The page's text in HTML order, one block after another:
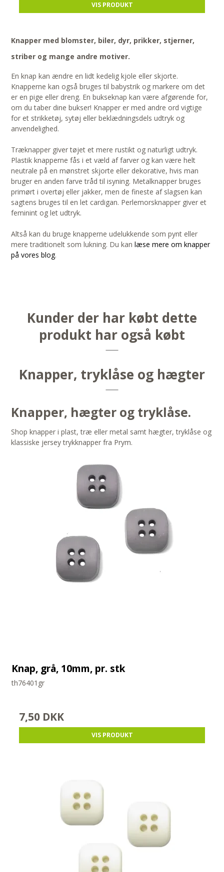
VIS PRODUKT
Knapper med blomster, biler, dyr, prikker, stjerner,
striber og mange andre motiver.
En knap kan ændre en lidt kedelig kjole eller skjorte.
Knapperne kan også bruges til babystrik og markere om det
er en pige eller dreng. En bukseknap kan være afgørende for,
om du taber dine bukser! Knapper er med andre ord vigtige
for et strikketøj, sytøj eller beklædningsdels udtryk og
anvendelighed.
Træknapper giver tøjet et mere rustikt og naturligt udtryk.
Plastik knapperne fås i et væld af farver og kan være helt
neutrale på en mønstret skjorte eller dekorative, hvis man
bruger en anden farve tråd til isyning. Metalknapper bruges
primørt i overtøj eller jakker, men de fineste af slagsen kan
sagtens bruges til en let cardigan. Perlemorsknapper giver et
feminint og let udtryk.
Altså kan du bruge knapperne udelukkende som pynt eller
mere traditionelt som lukning. Du kan læse mere om knapper
på vores blog.
Kunder der har købt dette
produkt har også købt
Knapper, tryklåse og hægter
Knapper, hægter og tryklåse.
Shop knapper i plast, træ eller metal samt hægter, tryklåse og
klassiske jersey trykknapper fra Prym.
Knap, grå, 10mm, pr. stk
th76401gr
7,50 DKK
VIS PRODUKT